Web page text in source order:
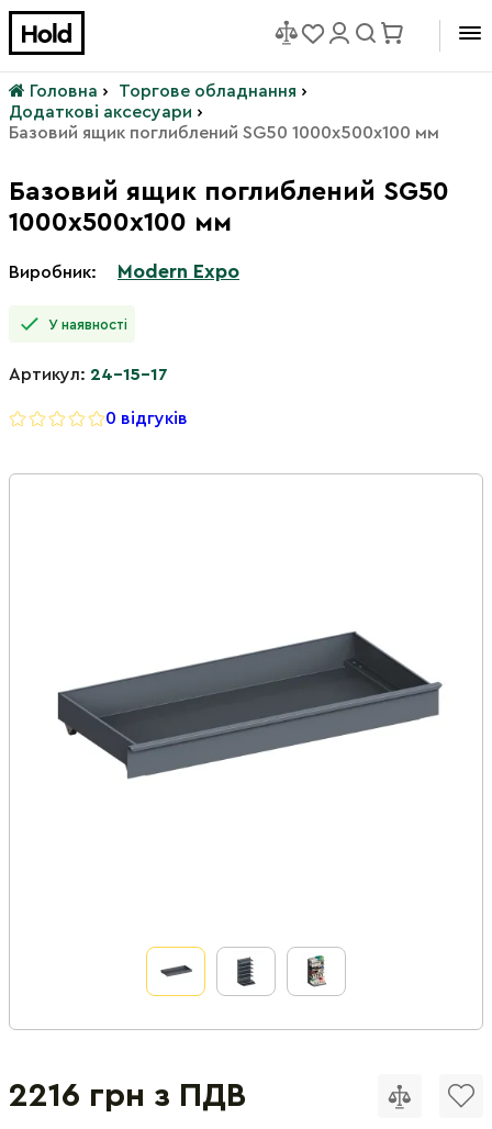
Головна › Торгове обладнання ›
Додаткові аксесуари ›
Базовий ящик поглиблений SG50 1000х500х100 мм
Базовий ящик поглиблений SG50
1000х500х100 мм
Виробник: Modern Expo
У наявності
Артикул: 24-15-17
0 відгуків
2216 грн з ПДВ